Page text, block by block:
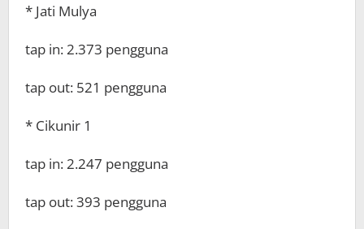
* Jati Mulya
tap in: 2.373 pengguna
tap out: 521 pengguna
* Cikunir 1
tap in: 2.247 pengguna
tap out: 393 pengguna